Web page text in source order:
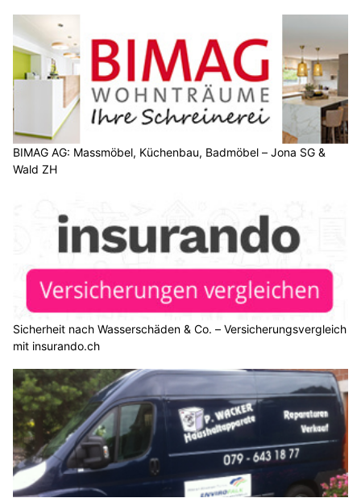
BIMAG AG: Massmöbel, Küchenbau, Badmöbel – Jona SG &
Wald ZH
Sicherheit nach Wasserschäden & Co. – Versicherungsvergleich
mit insurando.ch